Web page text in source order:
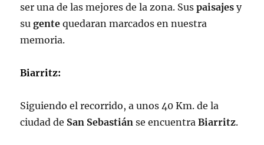
ser una de las mejores de la zona. Suspaisajes y
sugente quedaran marcados en nuestra
memoria.
Biarritz:
Siguiendo el recorrido, a unos 40 Km. de la
ciudad de San Sebastián se encuentraBiarritz.